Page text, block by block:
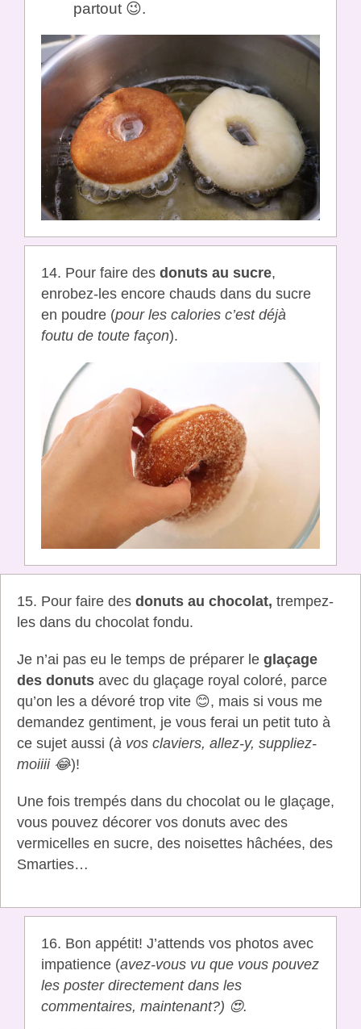
partout 😉.
14. Pour faire des donuts au sucre,
enrobez-les encore chauds dans du sucre
en poudre (pour les calories c’est déjà
foutu de toute façon).
15. Pour faire des donuts au chocolat, trempez-
les dans du chocolat fondu.
Je n’ai pas eu le temps de préparer le glaçage
des donuts avec du glaçage royal coloré, parce
qu’on les a dévoré trop vite 😊, mais si vous me
demandez gentiment, je vous ferai un petit tuto à
ce sujet aussi (à vos claviers, allez-y, suppliez-
moiiii 😂)!
Une fois trempés dans du chocolat ou le glaçage,
vous pouvez décorer vos donuts avec des
vermicelles en sucre, des noisettes hâchées, des
Smarties…
16. Bon appétit! J’attends vos photos avec
impatience (avez-vous vu que vous pouvez
les poster directement dans les
commentaires, maintenant?) 😍.